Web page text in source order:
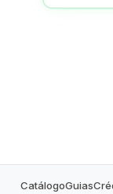
CatálogoGuias